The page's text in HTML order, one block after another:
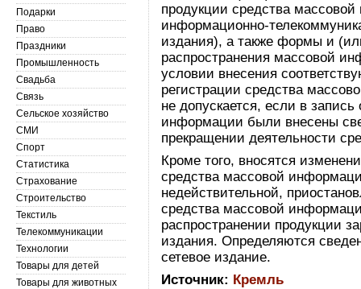
продукции средства
информационно-
издания), а также формы и
распространения массовой
условии внесения
регистрации средства
не допускается, если в
информации были внесены
прекращении деятельности
Кроме того, вносятся
средства массовой
недействительной,
средства массовой
распространении продукции
издания. Определяются
сетевое издание.
Источник: Кремль
Подарки
Право
Праздники
Промышленность
Свадьба
Связь
Сельское хозяйство
СМИ
Спорт
Статистика
Страхование
Строительство
Текстиль
Телекоммуникации
Технологии
Товары для детей
Товары для животных